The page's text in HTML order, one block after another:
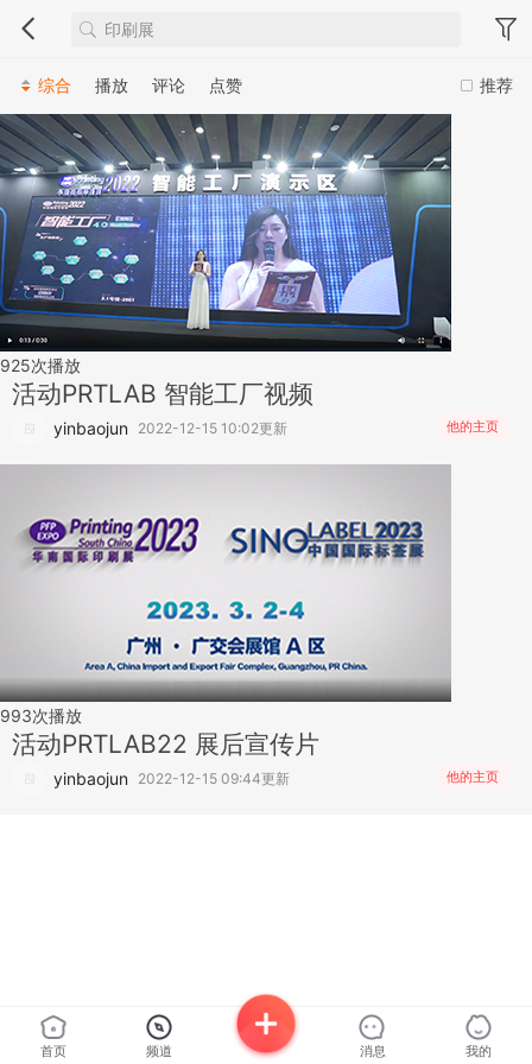
推荐
综合 播放 评论 点赞
925次播放
活动PRTLAB 智能工厂视频
yinbaojun 2022-12-15 10:02更新 他的主页
993次播放
活动PRTLAB22 展后宣传片
yinbaojun 2022-12-15 09:44更新 他的主页
首页 频道 消息 我的